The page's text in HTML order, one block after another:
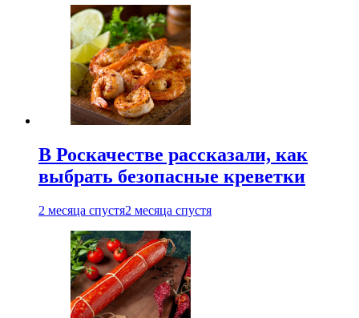
В Роскачестве рассказали, как
выбрать безопасные креветки
2 месяца спустя2 месяца спустя